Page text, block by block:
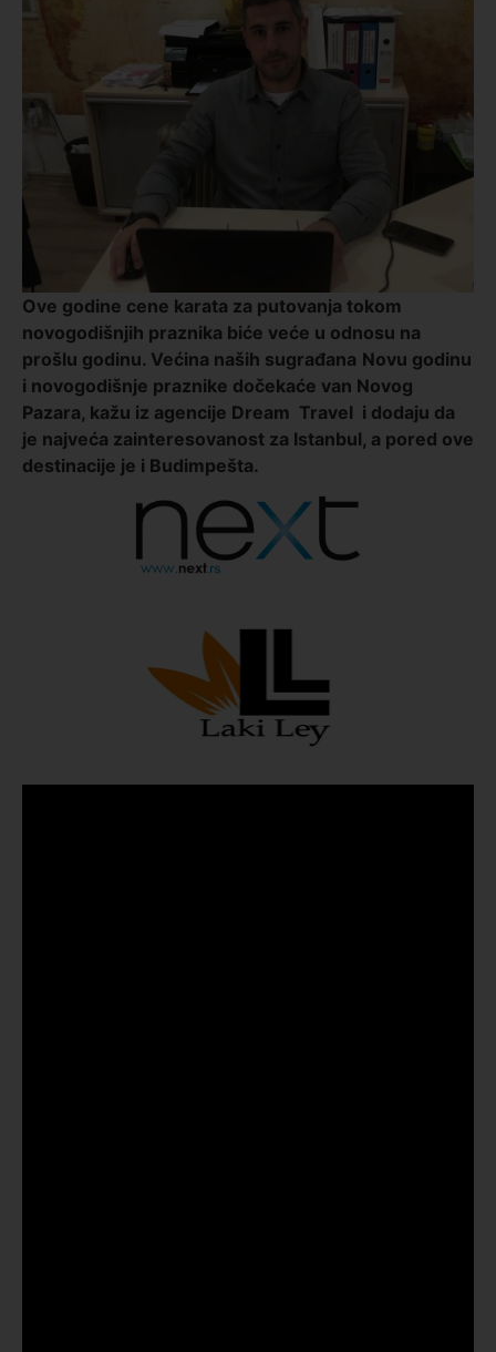
Ove godine cene karata za putovanja tokom
novogodišnjih praznika biće veće u odnosu na
prošlu godinu. Većina naših sugrađana Novu godinu
i novogodišnje praznike dočekaće van Novog
Pazara, kažu iz agencije Dream Travel i dodaju da
je najveća zainteresovanost za Istanbul, a pored ove
destinacije je i Budimpešta.